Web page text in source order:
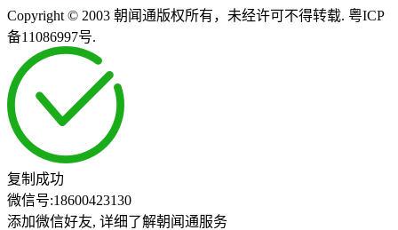
Copyright © 2003 朝闻通版权所有，未经许可不得转载. 粤ICP
备11086997号.
复制成功
微信号:18600423130
添加微信好友, 详细了解朝闻通服务